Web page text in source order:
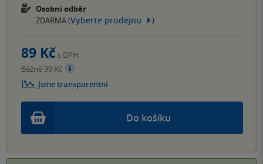
Osobní odběr
ZDARMA (Vyberte prodejnu )
Do košíku
89 Kč s DPH
Běžně 99 Kč
Jsme transparentní